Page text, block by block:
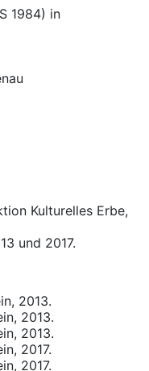
1984) in
Kulturelles Erbe,
und 2017.
2013.
2013.
2013.
2017.
2017.